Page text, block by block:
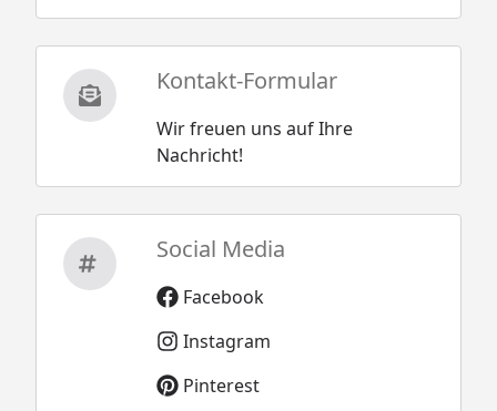
Kontakt-Formular
Wir freuen uns auf Ihre
Nachricht!
Social Media
Facebook
Instagram
Pinterest